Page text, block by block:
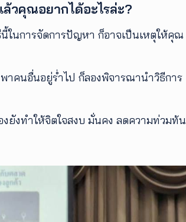
วคุณอยากได้อะไรล่ะ?
ในการจัดการปัญหา ก็อาจเป็นเหตุให้คุณ
าคนอื่นอยู่ร่ำไป ก็ลองพิจารณานำวิธีการ
งยังทำให้จิตใจสงบ มั่นคง ลดความท่วมท้น